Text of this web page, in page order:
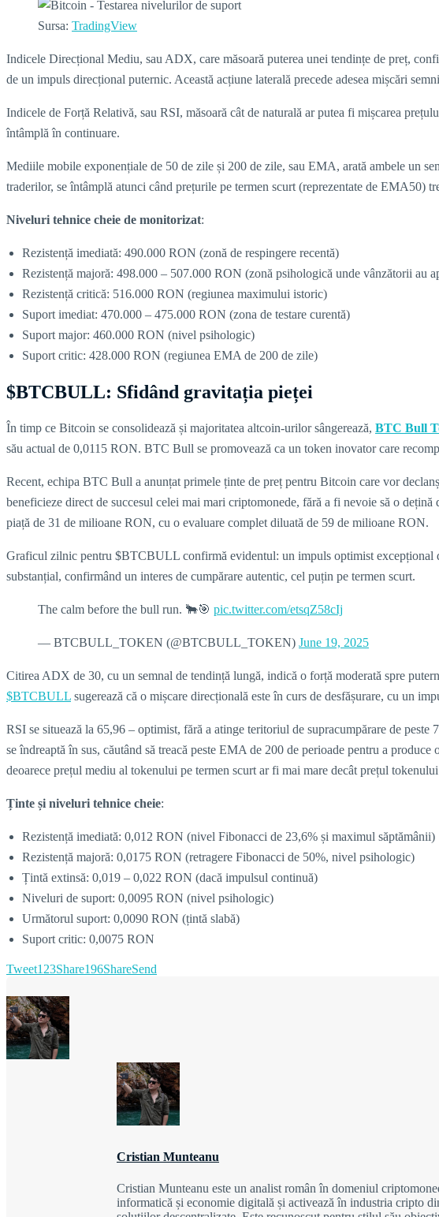
Sursa: TradingView
Indicele Direcțional Mediu, sau ADX, care măsoară puterea unei tendințe de preț,
de un impuls direcțional puternic. Această acțiune laterală precede adesea mișcări
Indicele de Forță Relativă, sau RSI, măsoară cât de naturală ar putea fi mișcarea
întâmplă în continuare.
Mediile mobile exponențiale de 50 de zile și 200 de zile, sau EMA, arată ambele un
traderilor, se întâmplă atunci când prețurile pe termen scurt (reprezentate de EMA50)
Niveluri tehnice cheie de monitorizat:
Rezistență imediată: 490.000 RON (zonă de respingere recentă)
Rezistență majoră: 498.000 – 507.000 RON (zonă psihologică unde vânzătorii au
Rezistență critică: 516.000 RON (regiunea maximului istoric)
Suport imediat: 470.000 – 475.000 RON (zona de testare curentă)
Suport major: 460.000 RON (nivel psihologic)
Suport critic: 428.000 RON (regiunea EMA de 200 de zile)
$BTCBULL: Sfidând gravitația pieței
În timp ce Bitcoin se consolidează și majoritatea altcoin-urilor sângerează, BTC Bull
său actual de 0,0115 RON. BTC Bull se promovează ca un token inovator care
Recent, echipa BTC Bull a anunțat primele ținte de preț pentru Bitcoin care vor
beneficieze direct de succesul celei mai mari criptomonede, fără a fi nevoie să o
piață de 31 de milioane RON, cu o evaluare complet diluată de 59 de milioane RON.
Graficul zilnic pentru $BTCBULL confirmă evidentul: un impuls optimist excepțional
substanțial, confirmând un interes de cumpărare autentic, cel puțin pe termen scurt.
The calm before the bull run. 🐂🎯 pic.twitter.com/etsqZ58cIj
— BTCBULL_TOKEN (@BTCBULL_TOKEN) June 19, 2025
Citirea ADX de 30, cu un semnal de tendință lungă, indică o forță moderată spre
$BTCBULL sugerează că o mișcare direcțională este în curs de desfășurare, cu un
RSI se situează la 65,96 – optimist, fără a atinge teritoriul de supracumpărare de
se îndreaptă în sus, căutând să treacă peste EMA de 200 de perioade pentru a
deoarece prețul mediu al tokenului pe termen scurt ar fi mai mare decât prețul
Ținte și niveluri tehnice cheie:
Rezistență imediată: 0,012 RON (nivel Fibonacci de 23,6% și maximul săptămânii)
Rezistență majoră: 0,0175 RON (retragere Fibonacci de 50%, nivel psihologic)
Țintă extinsă: 0,019 – 0,022 RON (dacă impulsul continuă)
Niveluri de suport: 0,0095 RON (nivel psihologic)
Următorul suport: 0,0090 RON (țintă slabă)
Suport critic: 0,0075 RON
Tweet123Share196ShareSend
Cristian Munteanu
Cristian Munteanu este un analist român în domeniul
informatică și economie digitală și activează în industria cripto